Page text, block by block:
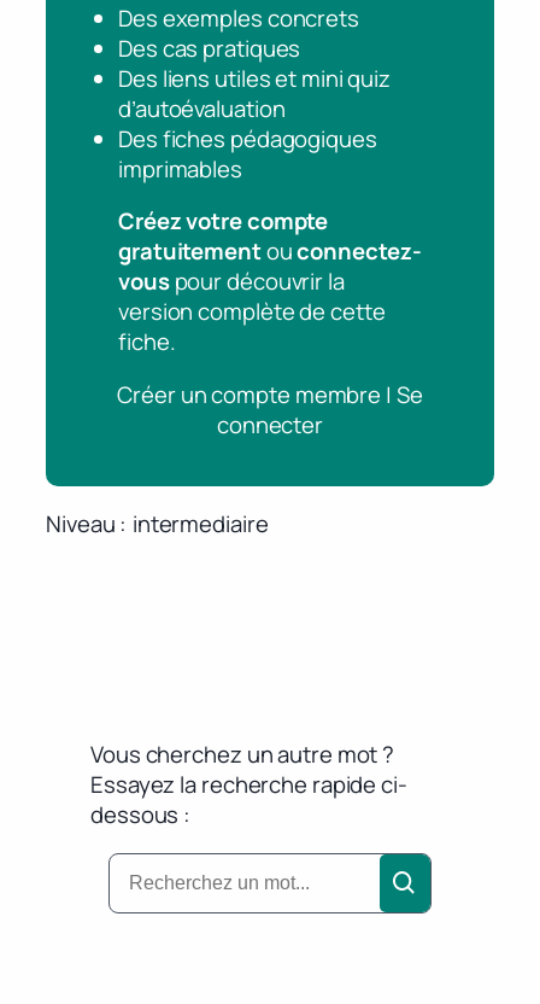
Des exemples concrets
Des cas pratiques
Des liens utiles et mini quiz
d’autoévaluation
Des fiches pédagogiques
imprimables
Créez votre compte
gratuitementouconnectez-
vouspour découvrir la
version complète de cette
fiche.
Créer un compte membre | Se
connecter
Niveau intermediaire
Vous cherchez un autre mot ?
Essayez la recherche rapide ci-
dessous :